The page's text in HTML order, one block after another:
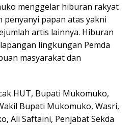
menggelar hiburan rakyat
papan atas yakni
artis lainnya. Hiburan
lingkungan Pemda
masyarakat dan
HUT, Bupati Mukomuko,
Bupati Mukomuko, Wasri,
Ali Saftaini, Penjabat Sekda